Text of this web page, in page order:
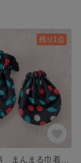
残り1点